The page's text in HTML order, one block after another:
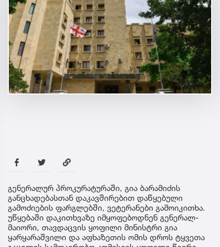
გენერალურ პროკურატურაში, გია ბარამიძის
განცხადებასთან დაკავშირებით დაწყებული
გამოძიების ფარგლებში, ვეტერანები გამოიკითხა.
უწყებაში დაკითხვაზე იმყოფებოდნენ გენერალ-
მაიორი, თავდაცვის ყოფილი მინისტრი გია
ყარყარაშვილი და აფხაზეთის ომის დროს ტყვეთა